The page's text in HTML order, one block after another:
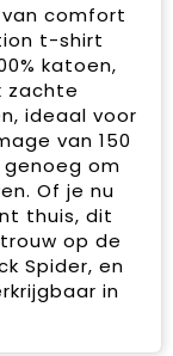
comfort
t-shirt
katoen,
zachte
ideaal voor
van 150
om
Of je nu
thuis, dit
op de
Spider, en
in